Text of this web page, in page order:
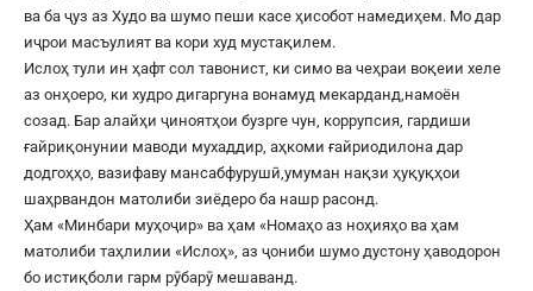
ва ба ҷуз аз Худо ва шумо пеши касе ҳисобот намедиҳем. Мо дар
иҷрои масъулият ва кори худ мустақилем.
Ислоҳ тули ин ҳафт сол тавонист, ки симо ва чеҳраи воқеии хеле
аз онҳоеро, ки худро дигаргуна вонамуд мекарданд,намоён
созад. Бар алайҳи ҷиноятҳои бузрге чун, коррупсия, гардиши
ғайриқонунии маводи мухаддир, аҳкоми ғайриодилона дар
додгоҳҳо, вазифаву мансабфурушӣ,умуман нақзи ҳуқуқҳои
шаҳрвандон матолиби зиёдеро ба нашр расонд.
Ҳам «Минбари муҳоҷир» ва ҳам «Номаҳо аз ноҳияҳо ва ҳам
матолиби таҳлилии «Ислоҳ», аз ҷониби шумо дустону ҳаводорон
бо истиқболи гарм рӯбарӯ мешаванд.